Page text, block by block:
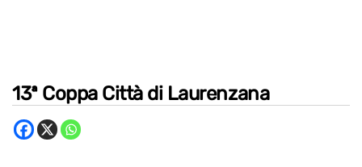
13ª Coppa Città di Laurenzana